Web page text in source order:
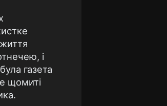
i
газета
щомитi